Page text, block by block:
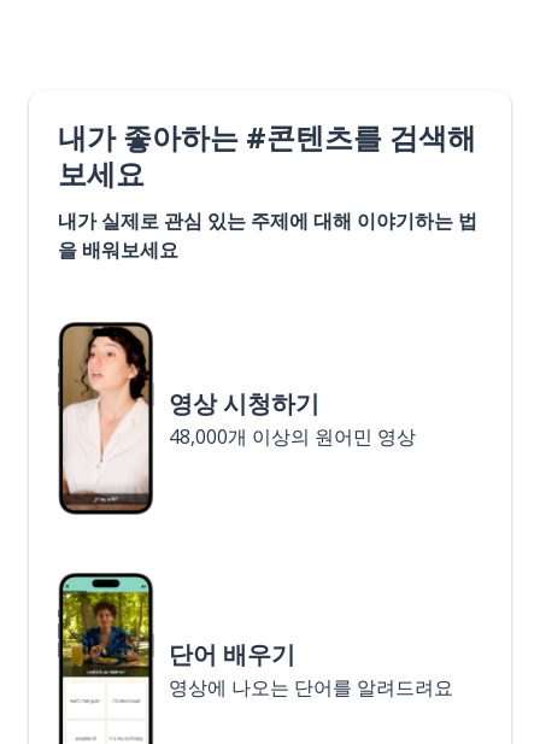
내가 좋아하는 #콘텐츠를 검색해
보세요
내가 실제로 관심 있는 주제에 대해 이야기하는 법
을 배워보세요
영상 시청하기
48,000개 이상의 원어민 영상
단어 배우기
영상에 나오는 단어를 알려드려요